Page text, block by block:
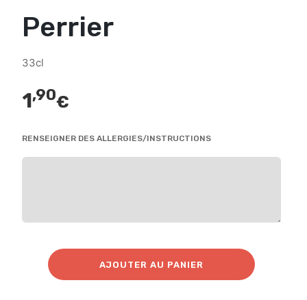
Perrier
33cl
1,90€
RENSEIGNER DES ALLERGIES/INSTRUCTIONS
AJOUTER AU PANIER